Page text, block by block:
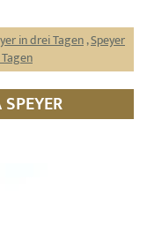
in drei Tagen,Speyer